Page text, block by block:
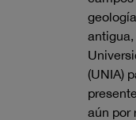
(UNIA)
aún por